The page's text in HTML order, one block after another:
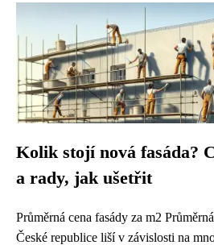
Kolik stojí nová fasáda?
a rady, jak ušetřit
Průměrná cena fasády za m2
České republice liší v závislosti na